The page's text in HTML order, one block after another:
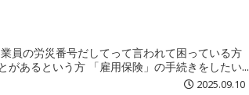
現場で従業員の労災番号を聞かれて「それって何？」と思ったことがあるという方 「雇用保険」の手続きをしたい...
2025.09.10